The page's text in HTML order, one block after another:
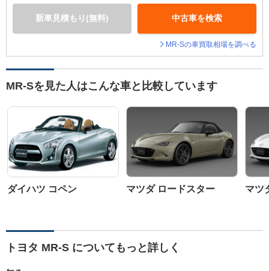
新車見積もり(無料) 中古車を検索
MR-Sの車買取相場を調べる
MR-Sを見た人はこんな車と比較しています
ダイハツ コペン マツダ ロードスター マツ
トヨタ MR-S についてもっと詳しく